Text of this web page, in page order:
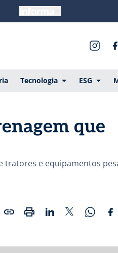
Tecnologia ESG
que
tratores e equipamentos